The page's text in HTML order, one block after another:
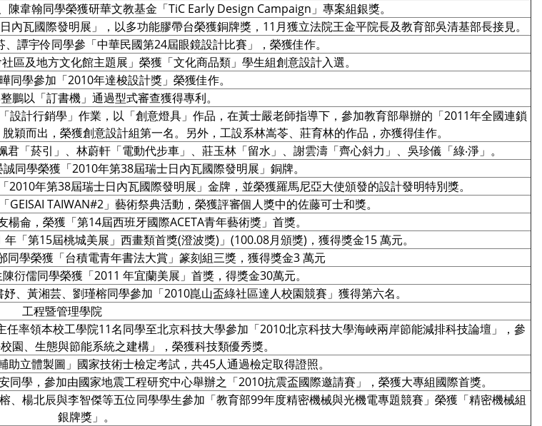
韋翰同學榮獲研華文教基金「TiC Early Design Campaign」專案組銀獎。
瓦國際發明展」，以多功能膠帶台榮獲銅牌獎，11月獲立法院王金平院長及教育部吳清基部長接見。
譚宇伶同學參「中華民國第24屆眼鏡設計比賽」，榮獲佳作。
區及地方文化館主題展」榮獲「文化商品類」學生組創意設計入選。
同學參加「2010年達梭設計獎」榮獲佳作。
鵬以「訂書機」通過型式審查獲得專利。
計行銷學」作業，以「創意燈具」作品，在黃士嚴老師指導下，參加教育部舉辦的「2011年全國連鎖
穎而出，榮獲創意設計組第一名。另外，工設系林嵩苓、莊育林的作品，亦獲得佳作。
「菸引」、林蔚軒「電動代步車」、莊玉林「留水」、謝雲濤「齊心斜力」、吳珍儀「綠‧淨」。
同學榮獲「2010年第38屆瑞士日內瓦國際發明展」銅牌。
年第38屆瑞士日內瓦國際發明展」金牌，並榮獲羅馬尼亞大使頒發的設計發明特別獎。
TAIWAN#2」藝術祭典活動，榮獲評審個人獎中的佐藤可士和獎。
侖，榮獲「第14屆西班牙國際ACETA青年藝術獎」首獎。
「第15屆桃城美展」西畫類首獎(澄波獎)」(100.08月頒獎)，獲得獎金15 萬元。
同學榮獲「台積電青年書法大賞」篆刻組三獎，獲得獎金3 萬元
衍儒同學榮獲「2011 年宜蘭美展」首獎，得獎金30萬元。
、黃湘芸、劉瑾榕同學參加「2010崑山盃綠社區達人校園競賽」獲得第六名。
工程暨管理學院
率領本校工學院11名同學至北京科技大學參加「2010北京科技大學海峽兩岸節能減排科技論壇」，參
園、生態與節能系統之建構」，榮獲科技類優秀獎。
立體製圖」國家技術士檢定考試，共45人通過檢定取得證照。
學，參加由國家地震工程研究中心舉辦之「2010抗震盃國際邀請賽」，榮獲大專組國際首獎。
楊北辰與李智傑等五位同學學生參加「教育部99年度精密機械與光機電專題競賽」榮獲「精密機械組
銀牌獎」。